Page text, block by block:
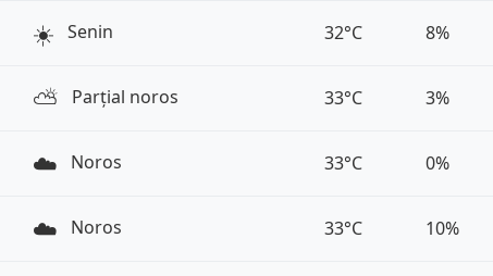
☀️ Senin 32°C 8%
⛅️ Parțial noros 33°C 3%
☁️ Noros 33°C 0%
☁️ Noros 33°C 10%